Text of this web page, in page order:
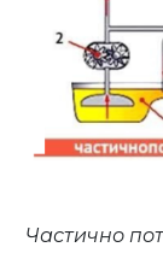
Частично